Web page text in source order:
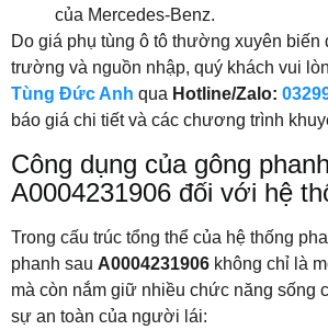
của Mercedes-Benz.
Do giá phụ tùng ô tô thường xuyên biến
trường và nguồn nhập, quý khách vui
Tùng Đức Anh qua Hotline/Zalo:
báo giá chi tiết và các chương trình
Công dụng của gông
A0004231906 đối với hệ
Trong cấu trúc tổng thể của hệ thống
phanh sau A0004231906 không chỉ là
mà còn nắm giữ nhiều chức năng sống
sự an toàn của người lái: